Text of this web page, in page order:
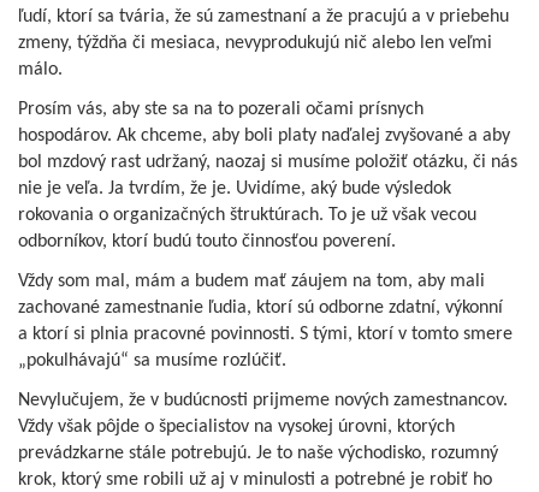
ľudí, ktorí sa tvária, že sú zamestnaní a že pracujú a v priebehu
zmeny, týždňa či mesiaca, nevyprodukujú nič alebo len veľmi
málo.
Prosím vás, aby ste sa na to pozerali očami prísnych
hospodárov. Ak chceme, aby boli platy naďalej zvyšované a aby
bol mzdový rast udržaný, naozaj si musíme položiť otázku, či nás
nie je veľa. Ja tvrdím, že je. Uvidíme, aký bude výsledok
rokovania o organizačných štruktúrach. To je už však vecou
odborníkov, ktorí budú touto činnosťou poverení.
Vždy som mal, mám a budem mať záujem na tom, aby mali
zachované zamestnanie ľudia, ktorí sú odborne zdatní, výkonní
a ktorí si plnia pracovné povinnosti. S tými, ktorí v tomto smere
„pokulhávajú“ sa musíme rozlúčiť.
Nevylučujem, že v budúcnosti prijmeme nových zamestnancov.
Vždy však pôjde o špecialistov na vysokej úrovni, ktorých
prevádzkarne stále potrebujú. Je to naše východisko, rozumný
krok, ktorý sme robili už aj v minulosti a potrebné je robiť ho